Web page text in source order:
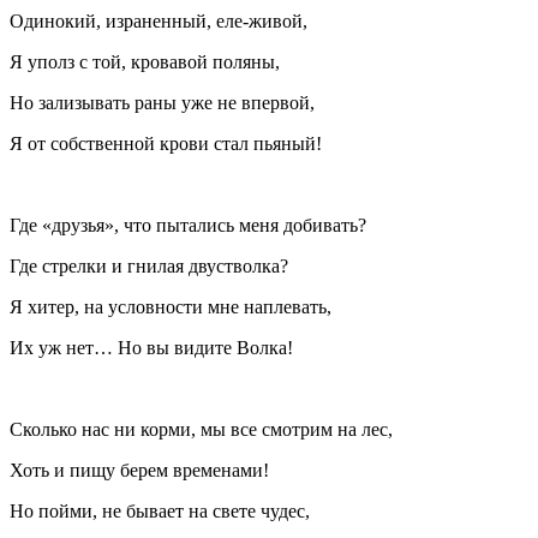
Одинокий, израненный, еле-живой,
Я уполз с той, кровавой поляны,
Но зализывать раны уже не впервой,
Я от собственной крови стал пьяный!
Где «друзья», что пытались меня добивать?
Где стрелки и гнилая двустволка?
Я хитер, на условности мне наплевать,
Их уж нет… Но вы видите Волка!
Сколько нас ни корми, мы все смотрим на лес,
Хоть и пищу берем временами!
Но пойми, не бывает на свете чудес,